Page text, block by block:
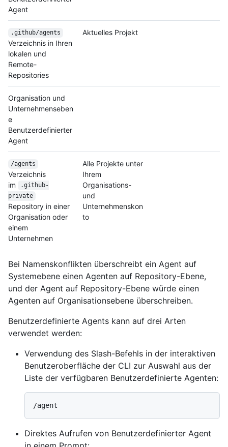
Agent
.github/agents
Verzeichnis in Ihren
lokalen und
Remote-
Repositories
Aktuelles Projekt
Organisation und
Unternehmenseben
e
Benutzerdefinierter
Agent
/agents
Verzeichnis
im
.github-
private
Repository in einer
Organisation oder
einem
Unternehmen
Alle Projekte unter
Ihrem
Organisations-
und
Unternehmenskon
to
Bei Namenskonflikten überschreibt ein Agent auf
Systemebene einen Agenten auf Repository-Ebene,
und der Agent auf Repository-Ebene würde einen
Agenten auf Organisationsebene überschreiben.
Benutzerdefinierte Agents kann auf drei Arten
verwendet werden:
Verwendung des Slash-Befehls in der interaktiven
Benutzeroberfläche der CLI zur Auswahl aus der
Liste der verfügbaren Benutzerdefinierte Agenten:
Direktes Aufrufen von Benutzerdefinierter Agent